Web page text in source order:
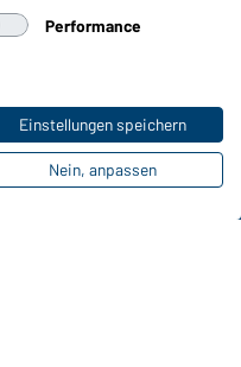
Performance
Einstellungen speichern
Nein, anpassen